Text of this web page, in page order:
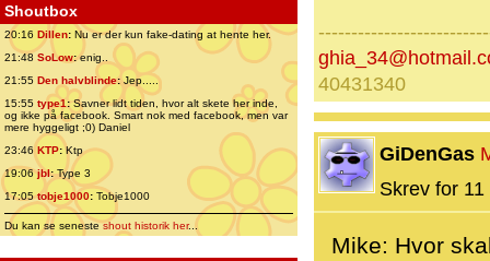
Shoutbox
20:16 Dillen: Nu er der kun fake-dating at hente her.
21:48 SoLow:enig..
21:55 Den halvblinde:Jep.....
15:55 type1:Savner lidt tiden, hvor alt skete her inde,
og ikke på facebook. Smart nok med facebook, men var
mere hyggeligt ;0) Daniel
23:46 KTP:Ktp
19:06jbl:Type 3
17:05tobje1000: Tobje1000
Du kan se senesteshout historik her...
40431340
GiDenGas
Skrev for
Mike: Hvor